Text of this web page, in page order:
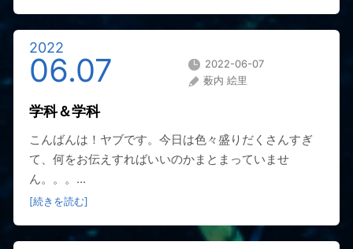
2022
06.07
2022-06-07
薮内 絵里
学科＆学科
こんばんは！ヤブです。今日は色々盛りだくさんすぎ
て、何をお伝えすればいいのかまとまっていませ
ん。。。...
[続きを読む]